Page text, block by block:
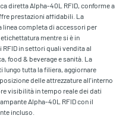
diretta Alpha-40L RFID, conforme a
prestazioni affidabili. La
linea completa di accessori per
mentre si è in
in settori quali vendita al
food & beverage e sanità. La
lungo tutta la filiera, aggiornare
delle attrezzature all'interno
visibilità in tempo reale dei dati
Alpha-40L RFID con il
incluso.